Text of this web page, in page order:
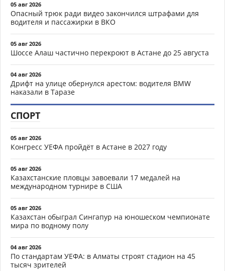
05 авг 2026
Опасный трюк ради видео закончился штрафами для
водителя и пассажирки в ВКО
05 авг 2026
Шоссе Алаш частично перекроют в Астане до 25 августа
04 авг 2026
Дрифт на улице обернулся арестом: водителя BMW
наказали в Таразе
СПОРТ
05 авг 2026
Конгресс УЕФА пройдёт в Астане в 2027 году
05 авг 2026
Казахстанские пловцы завоевали 17 медалей на
международном турнире в США
05 авг 2026
Казахстан обыграл Сингапур на юношеском чемпионате
мира по водному полу
04 авг 2026
По стандартам УЕФА: в Алматы строят стадион на 45
тысяч зрителей